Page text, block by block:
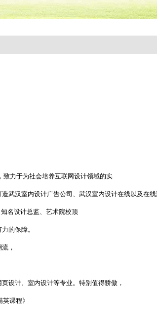
致力于为社会培养互联网设计领域的实
武汉室内设计广告公司、武汉室内设计在线以及在
名设计总监、艺术院校顶
的保障。
，
设计、室内设计等专业。特别值得骄傲，
课程》